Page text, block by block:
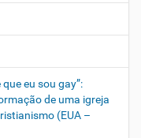
eu sou gay”:
de uma igreja
(EUA –